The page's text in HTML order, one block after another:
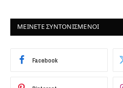
ΜΕΙΝΕΤΕ ΣΥΝΤΟΝΙΣΜΕΝΟΙ
Facebook